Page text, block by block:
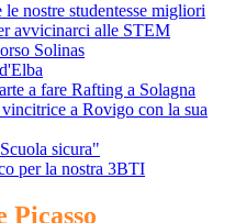
nostre studentesse migliori
avvicinarci alle STEM
Solinas
a fare Rafting a Solagna
a Rovigo con la sua
sicura"
per la nostra 3BTI